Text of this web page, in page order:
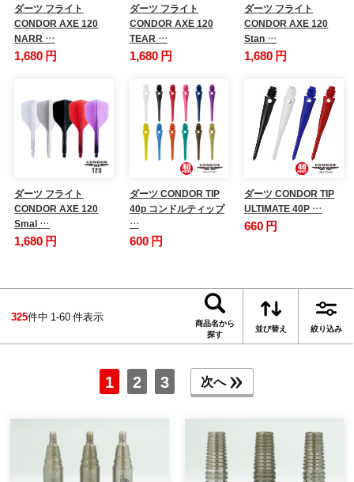
ダーツ フライト
CONDOR AXE 120
NARR …
1,680 円
ダーツ フライト
CONDOR AXE 120
TEAR …
1,680 円
ダーツ フライト
CONDOR AXE 120
Stan …
1,680 円
ダーツ フライト
CONDOR AXE 120
Smal …
1,680 円
ダーツ CONDOR TIP
40p コンドルティップ
…
600 円
ダーツ CONDOR TIP
ULTIMATE 40P …
660 円
325件中 1-60 件表示
商品名から
探す
並び替え 絞り込み
1 2 3 次へ